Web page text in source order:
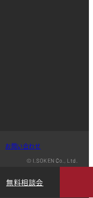
無料相談会
お問い合わせ
© I.SOKEN Co., Ltd.